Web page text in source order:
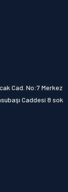
Cad. No:7 Merkez
Caddesi 8 sok